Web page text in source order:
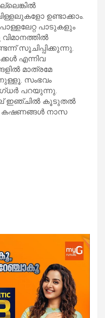
ഉണ്ടാക്കാം.
പാടുകളും
സൂചിപ്പിക്കുന്നു.
എന്നിവ
മാത്രമേ
സംഭവം
പറയുന്നു.
ഇഞ്ചിൽ കൂടുതൽ
കഷണങ്ങൾ നാസ